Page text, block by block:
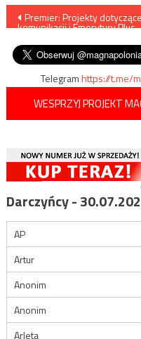
Nawigacja
wpisu
Premier: Projekty dotyczące
komunikacji i Emerytury Plus
Telegramhttps://t.me/
WESPRZYJ PROJEKT
Darczyńcy -
AP
Artur
Anonim
Anonim
Arleta